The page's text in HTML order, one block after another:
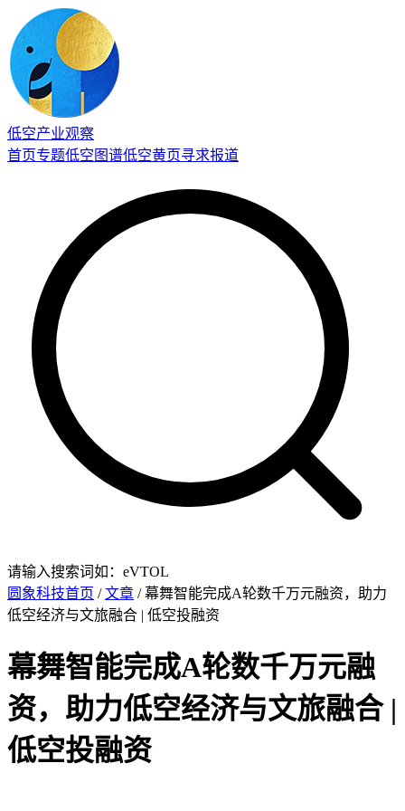
低空产业观察
首页专题低空图谱低空黄页寻求报道
请输入搜索词如：eVTOL
圆象科技首页 /文章 / 幕舞智能完成A轮数千万元融资，助力
低空经济与文旅融合 | 低空投融资
幕舞智能完成A轮数千万元融
资，助力低空经济与文旅融合 |
低空投融资